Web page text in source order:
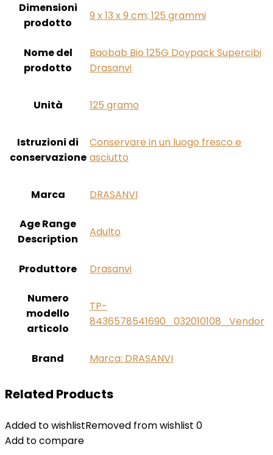
Dimensioni
prodotto
‎9 x 13 x 9 cm; 125 grammi
Nome del
prodotto
‎Baobab Bio 125G Doypack Supercibi
Drasanvi
Unità ‎125 gramo
Istruzioni di
conservazione
‎Conservare in un luogo fresco e
asciutto
Marca ‎DRASANVI
Age Range
Description
‎Adulto
Produttore ‎Drasanvi
Numero
modello
articolo
‎TP-
8436578541690_032010108_Vendor
Brand Marca: DRASANVI
Related Products
Added to wishlistRemoved from wishlist 0
Add to compare